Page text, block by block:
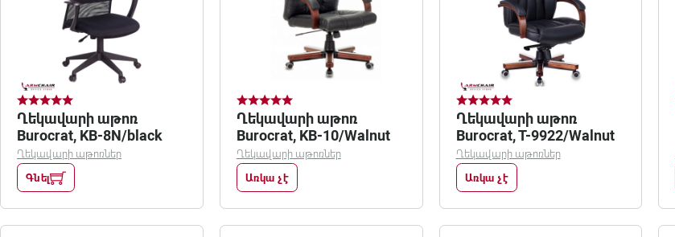
Ղեկավարի աթոռ
Burocrat, KB-8N/black
Ղեկավարի աթոռներ
Գնել
Ղեկավարի աթոռ
Burocrat, KB-10/Walnut
Ղեկավարի աթոռներ
Առկա չէ
Ղեկավարի աթոռ
Burocrat, T-9922/Walnut
Ղեկավարի աթոռներ
Առկա չէ